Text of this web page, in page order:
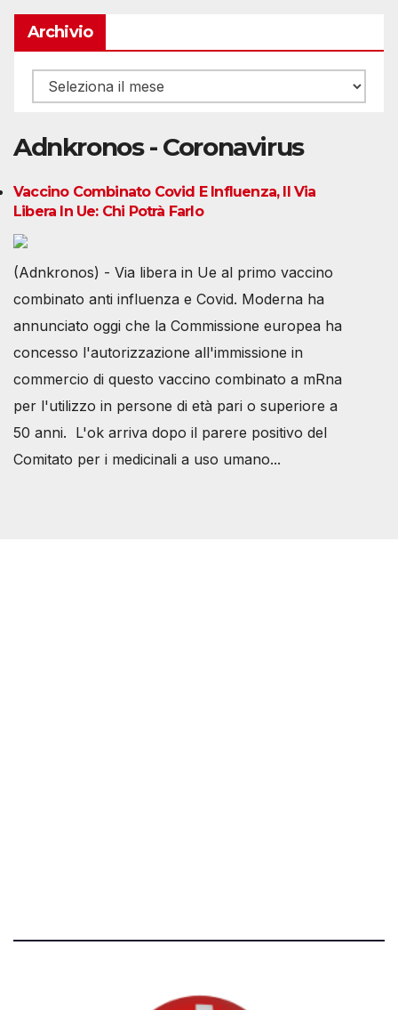
Archivio
Archivio
Adnkronos - Coronavirus
Vaccino Combinato Covid E Influenza, Il Via
Libera In Ue: Chi Potrà Farlo
(Adnkronos) - Via libera in Ue al primo vaccino
combinato anti influenza e Covid. Moderna ha
annunciato oggi che la Commissione europea ha
concesso l'autorizzazione all'immissione in
commercio di questo vaccino combinato a mRna
per l'utilizzo in persone di età pari o superiore a
50 anni. L'ok arriva dopo il parere positivo del
Comitato per i medicinali a uso umano...